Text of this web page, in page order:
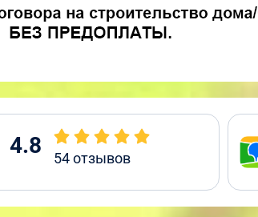
4.8 54отзывов